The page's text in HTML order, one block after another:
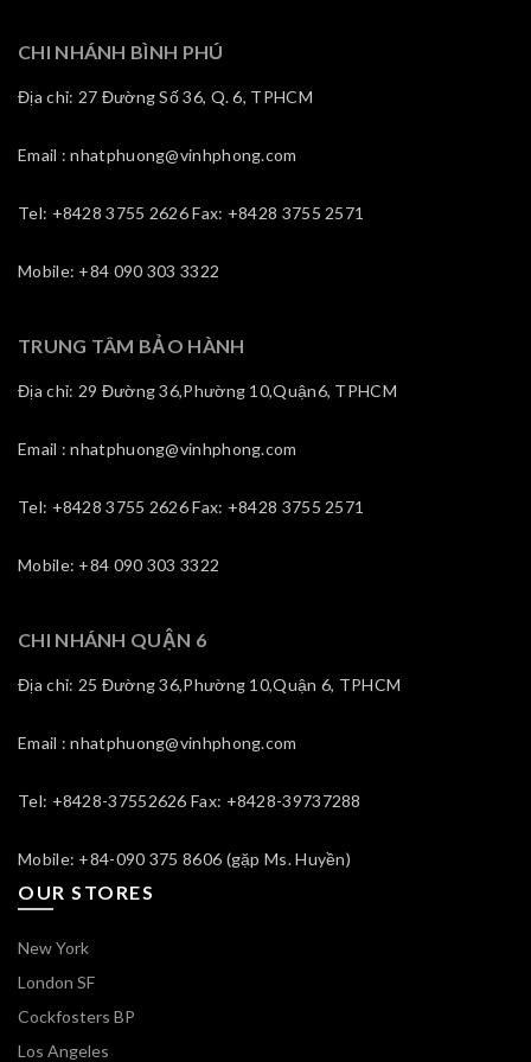
CHI NHÁNH BÌNH PHÚ
Địa chỉ: 27 Đường Số 36, Q. 6, TPHCM
Email : nhatphuong@vinhphong.com
Tel: +8428 3755 2626 Fax: +8428 3755 2571
Mobile: +84 090 303 3322
TRUNG TÂM BẢO HÀNH
Địa chỉ: 29 Đường 36,Phường 10,Quận6, TPHCM
Email : nhatphuong@vinhphong.com
Tel: +8428 3755 2626 Fax: +8428 3755 2571
Mobile: +84 090 303 3322
CHI NHÁNH QUẬN 6
Địa chỉ: 25 Đường 36,Phường 10,Quận 6, TPHCM
Email : nhatphuong@vinhphong.com
Tel: +8428-37552626 Fax: +8428-39737288
Mobile: +84-090 375 8606 (gặp Ms. Huyền)
OUR STORES
New York
London SF
Cockfosters BP
Los Angeles